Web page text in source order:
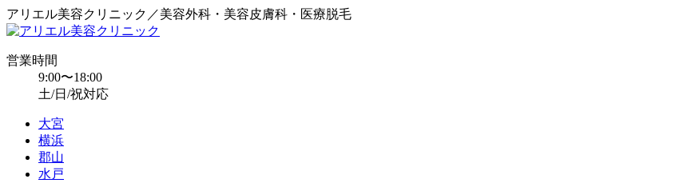
アリエル美容クリニック／美容外科・美容皮膚科・医療脱毛
営業時間
9:00〜18:00
土/日/祝対応
大宮
横浜
郡山
水戸